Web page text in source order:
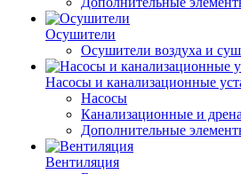
Осушители
Осушители воздуха и
Насосы и канализационные
Насосы
Канализационные и
Дополнительные
Вентиляция